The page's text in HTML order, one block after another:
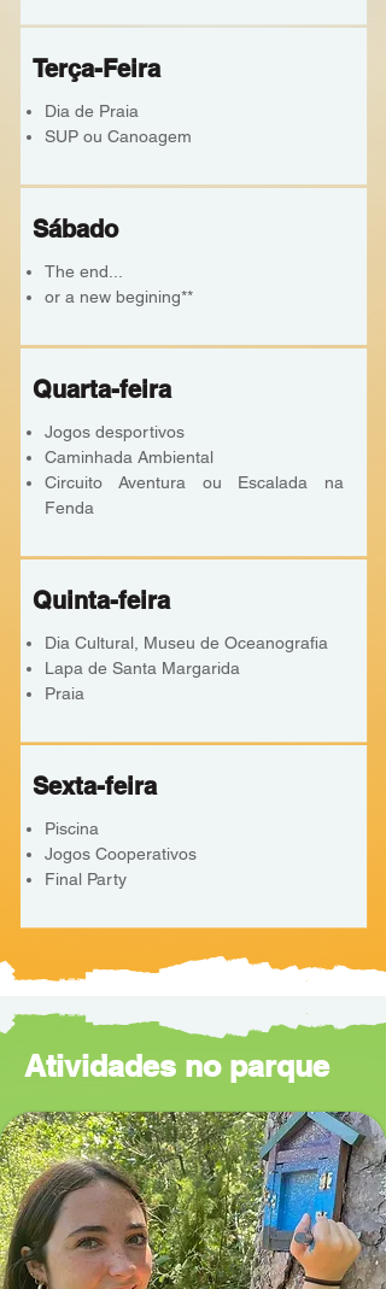
Terça-Feira
Dia de Praia
SUP ou Canoagem
Sábado
The end...
or a new begining**
Quarta-feira
Jogos desportivos
Caminhada Ambiental
Circuito Aventura ou Escalada na
Fenda
Quinta-feira
Dia Cultural, Museu de Oceanografia
Lapa de Santa Margarida
Praia
Sexta-feira
Piscina
Jogos Cooperativos
Final Party
Atividades no parque